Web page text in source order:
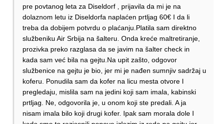
pre povtanog leta za Diseldorf , prijavila da mi je na
dolaznom letu iz Diseldorfa naplaćen prtljag 60€ I da li
treba da dobijem potvrdu o plaćanju.Platila sam direktno
službeniku Air Srbija na šalteru. Onda kreće maltretiranje,
prozivka preko razglasa da se javim na šalter check in
kada sam već bila na gejtu.Na upit zašto, odgovor
službenice na gejtu je bio, jer mi je nađen sumnjiv sadržaj u
koferu. Ponudila sam da kofer na licu mesta otvore I
pregledaju, mislila sam na jedini koji sam imala, kabinski
prtljag. Ne, odgovorila je, u onom koji ste predali. A ja
nisam imala bilo koji drugi kofer. Ipak sam morala dole I